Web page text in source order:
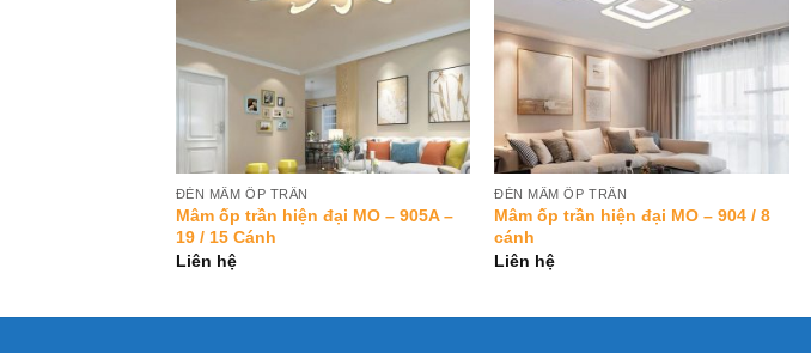
ĐÈN MÂM ỐP TRẦN
Mâm ốp trần hiện đại MO – 905A –
19 / 15 Cánh
Liên hệ
ĐÈN MÂM ỐP TRẦN
Mâm ốp trần hiện đại MO – 904 / 8
cánh
Liên hệ